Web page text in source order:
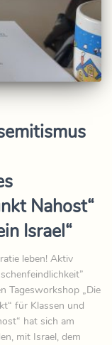
Nahost“
Israel“
leben! Aktiv
Tagesworkshop „Die
für Klassen und
hat sich am
mit Israel, dem